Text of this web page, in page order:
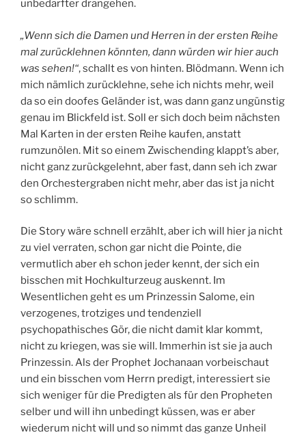
unbedarfter drangehen.
„Wenn sich die Damen und Herren in der ersten Reihe
mal zurücklehnen könnten, dann würden wir hier auch
was sehen!“, schallt es von hinten. Blödmann. Wenn ich
mich nämlich zurücklehne, sehe ich nichts mehr, weil
da so ein doofes Geländer ist, was dann ganz ungünstig
genau im Blickfeld ist. Soll er sich doch beim nächsten
Mal Karten in der ersten Reihe kaufen, anstatt
rumzunölen. Mit so einem Zwischending klappt’s aber,
nicht ganz zurückgelehnt, aber fast, dann seh ich zwar
den Orchestergraben nicht mehr, aber das ist ja nicht
so schlimm.
Die Story wäre schnell erzählt, aber ich will hier ja nicht
zu viel verraten, schon gar nicht die Pointe, die
vermutlich aber eh schon jeder kennt, der sich ein
bisschen mit Hochkulturzeug auskennt. Im
Wesentlichen geht es um Prinzessin Salome, ein
verzogenes, trotziges und tendenziell
psychopathisches Gör, die nicht damit klar kommt,
nicht zu kriegen, was sie will. Immerhin ist sie ja auch
Prinzessin. Als der Prophet Jochanaan vorbeischaut
und ein bisschen vom Herrn predigt, interessiert sie
sich weniger für die Predigten als für den Propheten
selber und will ihn unbedingt küssen, was er aber
wiederum nicht will und so nimmt das ganze Unheil